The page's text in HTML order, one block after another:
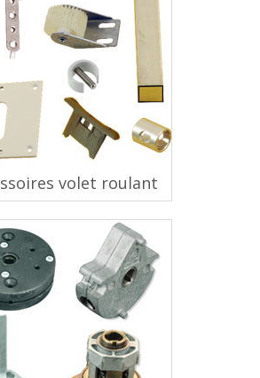
volet roulant